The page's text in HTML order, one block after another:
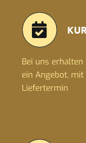
Bei uns
ein Angebot,
Liefertermin